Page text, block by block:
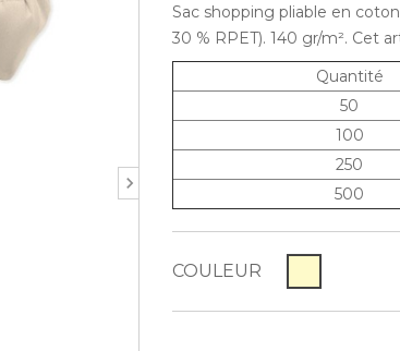
Sac shopping pliable en
30 % RPET). 140 gr/m². Cet
Quantité
50
100
250
500
COULEUR